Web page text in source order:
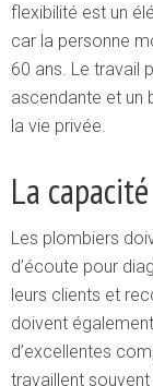
flexibilité est un
car la personne
60 ans. Le travail
ascendante et un
la vie privée.
La
Les plombiers
d’écoute pour
leurs clients et
doivent
d’excellentes
travaillent